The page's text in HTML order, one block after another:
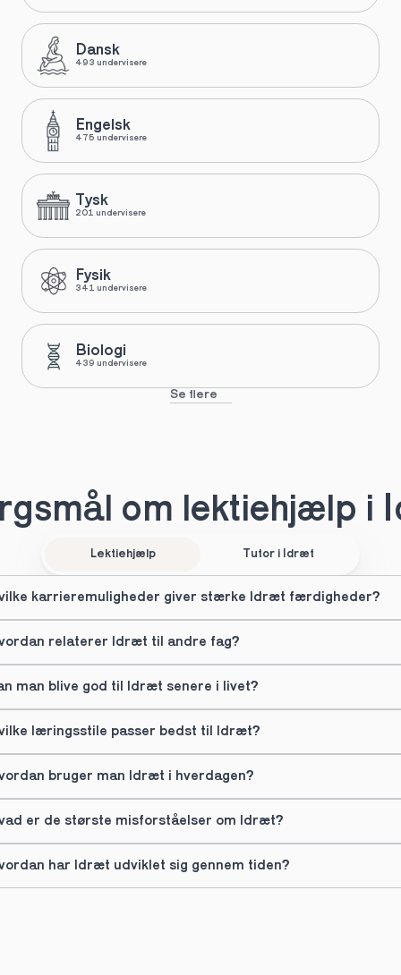
Dansk
493 undervisere
Engelsk
475 undervisere
Tysk
201 undervisere
Fysik
341 undervisere
Biologi
439 undervisere
Se flere
om lektiehjælp i
Lektiehjælp Tutor i Idræt
karrieremuligheder giver stærke Idræt færdigheder?
relaterer Idræt til andre fag?
man blive god til Idræt senere i livet?
læringsstile passer bedst til Idræt?
bruger man Idræt i hverdagen?
er de største misforståelser om Idræt?
har Idræt udviklet sig gennem tiden?